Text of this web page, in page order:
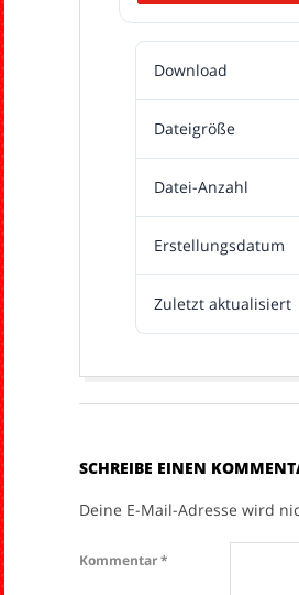
H Download
Dateigröße
Datei-Anzahl
Erstellungsdatum
Zuletzt aktualisiert
SCHREIBE EINEN
Deine E-Mail-Adresse wird
Kommentar*